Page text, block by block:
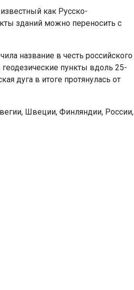
как Русско-
зданий можно переносить с
название в честь российского
пункты вдоль 25-
дуга в итоге протянулась от
Швеции, Финляндии, России,